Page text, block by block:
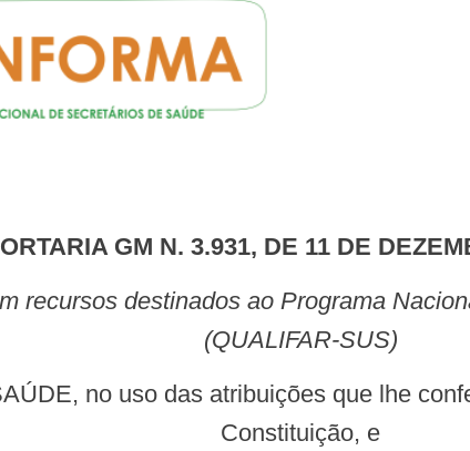
PORTARIA GM N. 3.931, DE 11 DE
(QUALIFAR-SUS)
Constituição, e